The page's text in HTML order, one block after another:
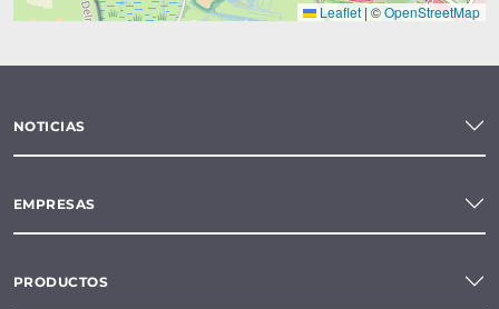
Leaflet | ©OpenStreetMap
NOTICIAS
EMPRESAS
PRODUCTOS